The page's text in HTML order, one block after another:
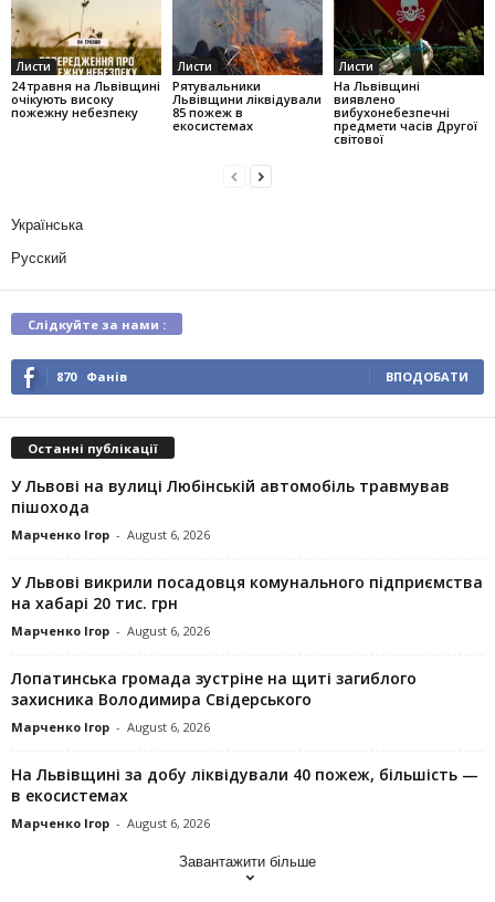
Листи
24 травня на Львівщині
очікують високу
пожежну небезпеку
Листи
Рятувальники
Львівщини ліквідували
85 пожеж в
екосистемах
Листи
На Львівщині
виявлено
вибухонебезпечні
предмети часів Другої
світової
Українська
Русский
Слідкуйте за нами :
870 Фанів ВПОДОБАТИ
Останні публікації
У Львові на вулиці Любінській автомобіль травмував
пішохода
Марченко Ігор - August 6, 2026
У Львові викрили посадовця комунального підприємства
на хабарі 20 тис. грн
Марченко Ігор - August 6, 2026
Лопатинська громада зустріне на щиті загиблого
захисника Володимира Свідерського
Марченко Ігор - August 6, 2026
На Львівщині за добу ліквідували 40 пожеж, більшість —
в екосистемах
Марченко Ігор - August 6, 2026
Завантажити більше